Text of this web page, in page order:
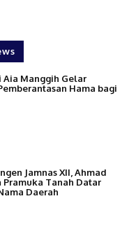
Aia Manggih Gelar
Hama bagi
Jamnas XII, Ahmad
Pramuka Tanah Datar
Daerah